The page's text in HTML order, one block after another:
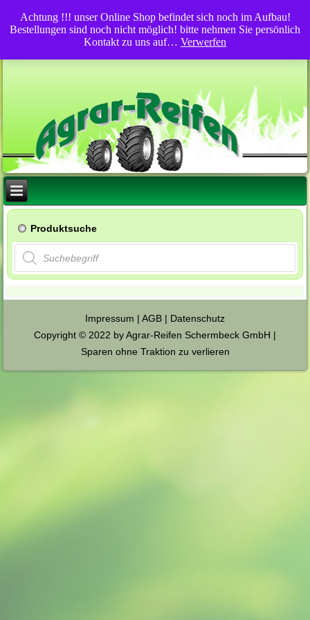
Produktsuche
Products
search
Impressum | AGB | Datenschutz
Copyright © 2022 by Agrar-Reifen Schermbeck GmbH |
Sparen ohne Traktion zu verlieren
Achtung !!! unser Online Shop befindet sich noch im Aufbau!
Bestellungen sind noch nicht möglich! bitte nehmen Sie persönlich
Kontakt zu uns auf… Verwerfen